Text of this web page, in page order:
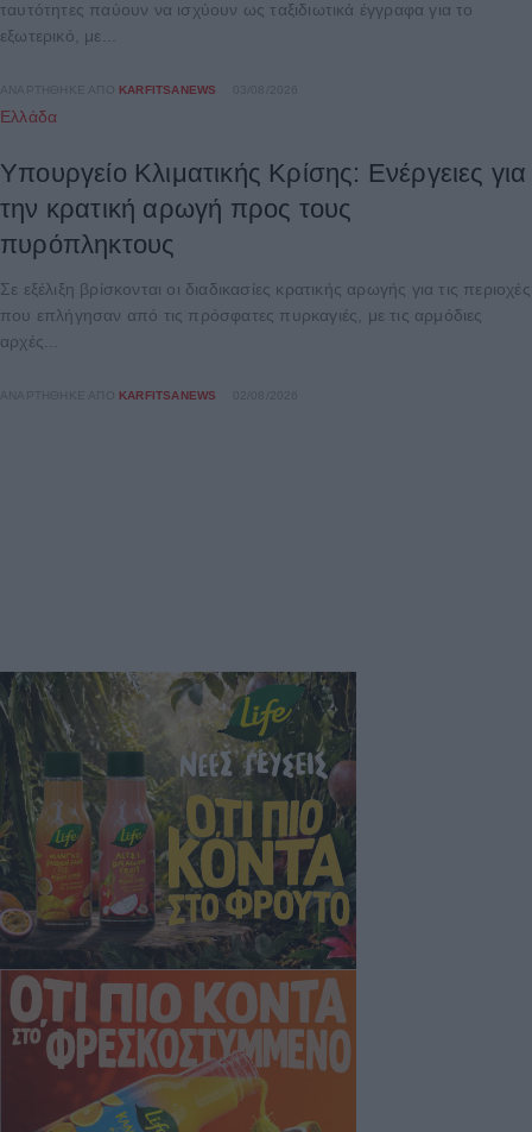
ταυτότητες παύουν να ισχύουν ως ταξιδιωτικά έγγραφα για το
εξωτερικό, με...
ΑΝΑΡΤΉΘΗΚΕ ΑΠΌ KARFITSANEWS
Ελλάδα
Υπουργείο Κλιματικής Κρίσης: Ενέργειες για
την κρατική αρωγή προς τους
πυρόπληκτους
Σε εξέλιξη βρίσκονται οι διαδικασίες κρατικής αρωγής για τις περιοχές
που επλήγησαν από τις πρόσφατες πυρκαγιές, με τις αρμόδιες
αρχές...
KARFITSANEWS